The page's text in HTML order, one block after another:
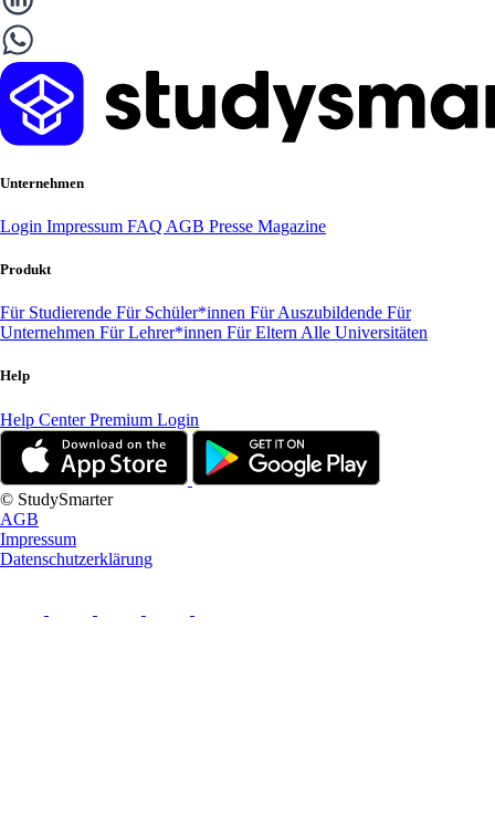
Unternehmen
Login Impressum FAQ AGB Presse Magazine
Produkt
Für Studierende Für Schüler*innen Für Auszubildende Für
Unternehmen Für Lehrer*innen Für Eltern Alle Universitäten
Help
Help CenterPremium Login
© StudySmarter
AGB
Impressum
Datenschutzerklärung